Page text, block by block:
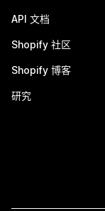
API 文档
Shopify 社区
Shopify 博客
研究